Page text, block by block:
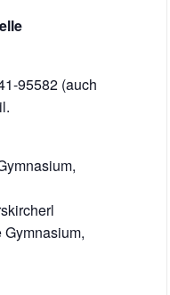
95582 (auch